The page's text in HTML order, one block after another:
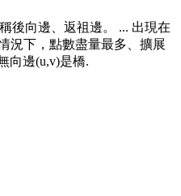
後向邊、返祖邊。 ... 出現在
況下，點數盡量最多、擴展
向邊(u,v)是橋.